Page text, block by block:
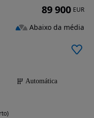
Automática
89 900 EUR
Abaixo da média